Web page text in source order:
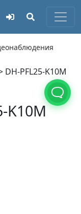
DH-PFL25-K10M
K10M